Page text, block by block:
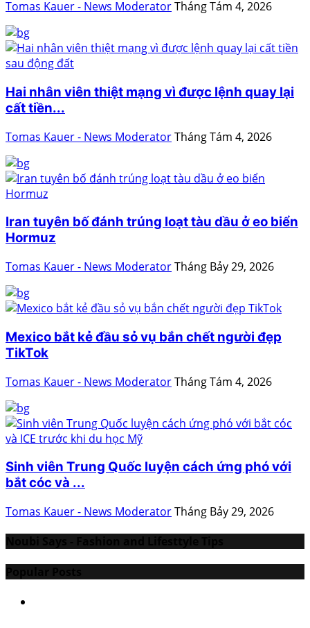
Tomas Kauer - News ModeratorTháng Tám 4, 2026
Hai nhân viên thiệt mạng vì được lệnh quay lại
cất tiền...
Tomas Kauer - News ModeratorTháng Tám 4, 2026
Iran tuyên bố đánh trúng loạt tàu dầu ở eo biển
Hormuz
Tomas Kauer - News ModeratorTháng Bảy 29, 2026
Mexico bắt kẻ đầu sỏ vụ bắn chết người đẹp
TikTok
Tomas Kauer - News ModeratorTháng Tám 4, 2026
Sinh viên Trung Quốc luyện cách ứng phó với
bắt cóc và ...
Tomas Kauer - News ModeratorTháng Bảy 29, 2026